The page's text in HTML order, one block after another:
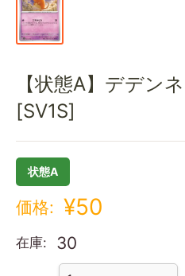
【状態A】デデン
[SV1S]
状態A
価格: ¥50
在庫: 30